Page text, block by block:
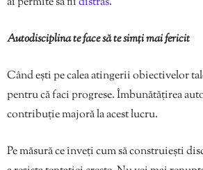
Autodisciplina te face să te simți mai fericit
Când ești pe calea atingerii obiectivelor
pentru că faci progrese. Îmbunătățirea
contribuție majoră la acest lucru.
Pe măsură ce înveți cum să construiești